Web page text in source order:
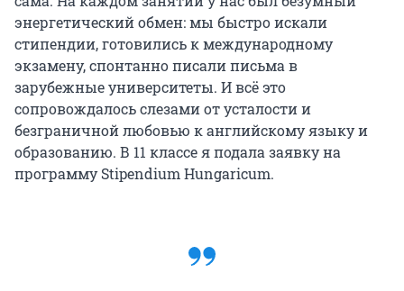
энергетический обмен: мы быстро искали
стипендии, готовились к международному
экзамену, спонтанно писали письма в
зарубежные университеты. И всё это
сопровождалось слезами от усталости и
безграничной любовью к английскому языку и
образованию. В 11 классе я подала заявку на
программу Stipendium Hungaricum.